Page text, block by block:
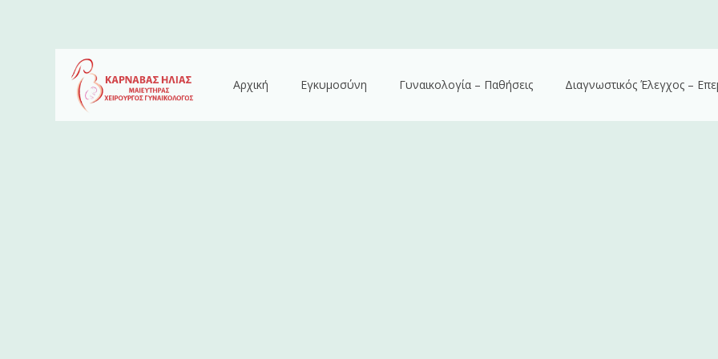
Αρχική Εγκυμοσύνη Γυναικολογία – Παθήσεις Διαγνωστικός Έλεγχος –